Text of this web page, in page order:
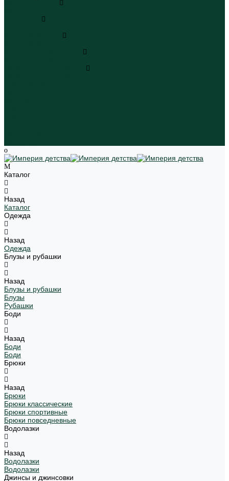
Каталог
Назад
Каталог
Одежда
Назад
Одежда
Блузы и рубашки
Назад
Блузы и рубашки
Блузы
Рубашки
Боди
Назад
Боди
Боди
Брюки
Назад
Брюки
Брюки классические
Брюки спортивные
Брюки повседневные
Водолазки
Назад
Водолазки
Водолазки
Джинсы и джинсовки